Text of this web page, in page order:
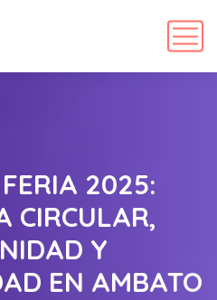
herramientas
2025:
CIRCULAR,
Y
EN AMBATO